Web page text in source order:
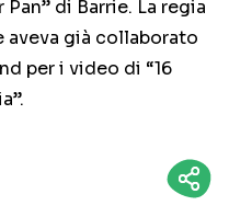
di Barrie. La regia
aveva già collaborato
per i video di “16